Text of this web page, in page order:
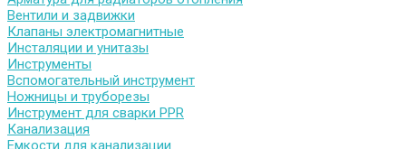
Вентили и задвижки
Клапаны электромагнитные
Инсталяции и унитазы
Инструменты
Вспомогательный инструмент
Ножницы и труборезы
Инструмент для сварки PPR
Канализация
Емкости для канализации